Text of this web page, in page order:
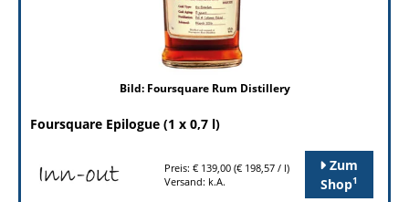
Bild: Foursquare Rum Distillery
Foursquare Epilogue (1 x 0,7 l)
Preis: € 139,00 (€ 198,57 / l)
Versand: k.A.
Zum
Shop1